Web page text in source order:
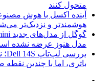
متحول کنند
هوشمندتر و نزدیک‌تر
مدل هنوز عرضه نشده
باتری، اما با چندین